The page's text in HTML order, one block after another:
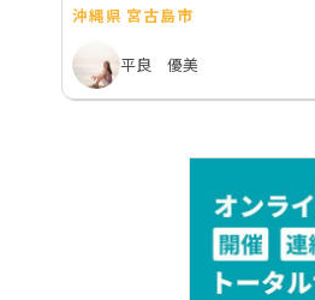
沖縄県 宮古島市
平良 優美